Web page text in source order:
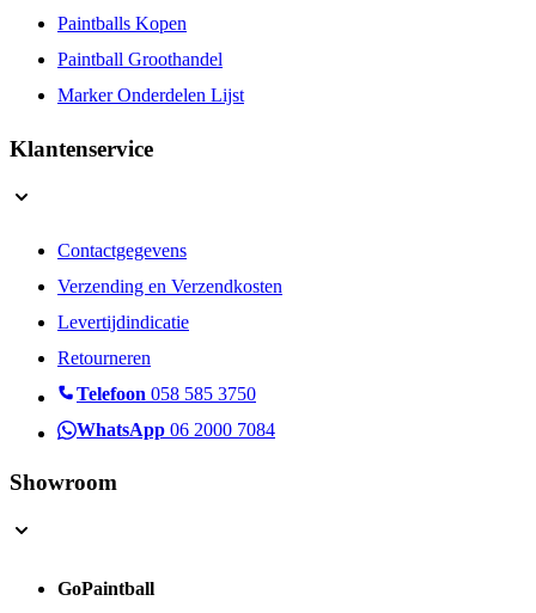
Paintballs Kopen
Paintball Groothandel
Marker Onderdelen Lijst
Klantenservice
Contactgegevens
Verzending en Verzendkosten
Levertijdindicatie
Retourneren
Telefoon 058 585 3750
WhatsApp 06 2000 7084
Showroom
GoPaintball